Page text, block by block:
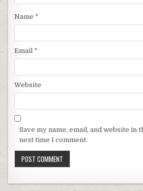
Name *
Email *
Website
Save my name, email, and website in
next time I comment.